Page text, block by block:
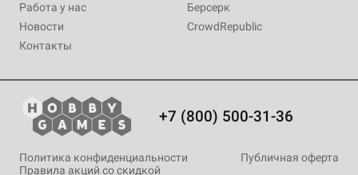
Работа у нас
Новости
Контакты
Берсерк
CrowdRepublic
+7 (800) 500-31-36
Политика конфиденциальности
Публичная оферта
Правила акций со скидкой